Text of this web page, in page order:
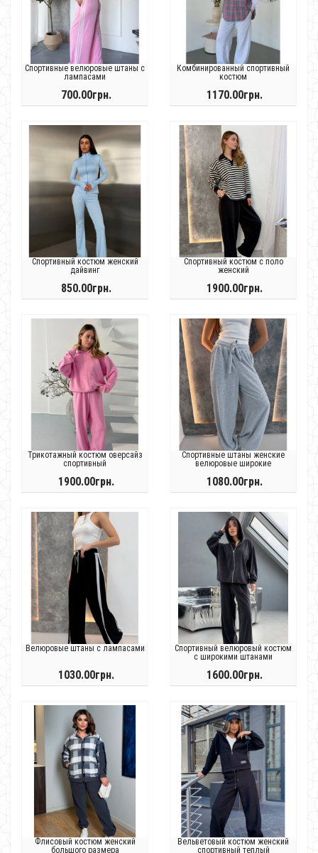
Спортивные велюровые штаны с
лампасами
700.00грн.
Комбинированный спортивный
костюм
1170.00грн.
Спортивный костюм женский
дайвинг
850.00грн.
Спортивный костюм с поло
женский
1900.00грн.
Трикотажный костюм оверсайз
спортивный
1900.00грн.
Спортивные штаны женские
велюровые широкие
1080.00грн.
Велюровые штаны с лампасами
1030.00грн.
Спортивный велюровый костюм
с широкими штанами
1600.00грн.
Флисовый костюм женский
большого размера
Вельветовый костюм женский
спортивный теплый